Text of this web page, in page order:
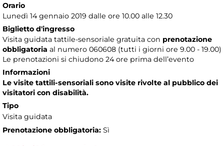
Orario
Lunedì 14 gennaio 2019 dalle ore 10.00 alle 12.30
Biglietto d'ingresso
Visita guidata tattile-sensoriale gratuita con prenotazione
obbligatoria al numero 060608 (tutti i giorni ore 9.00 - 19.00)
Le prenotazioni si chiudono 24 ore prima dell’evento
Informazioni
Le visite tattili-sensoriali sono visite rivolte al pubblico dei
visitatori con disabilità.
Tipo
Visita guidata
Prenotazione obbligatoria: Sì